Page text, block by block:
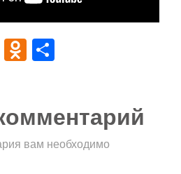
WhatsApp
Odnoklassniki
вам необходимо